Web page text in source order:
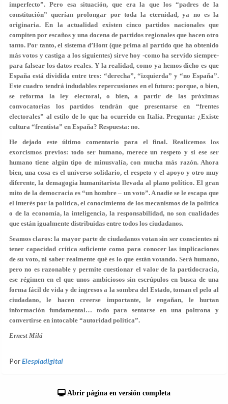
imperfecto”. Pero esa situación, que era la que los “padres de la
constitución” querían prolongar por toda la eternidad, ya no es la
originaria. En la actualidad existen cinco partidos nacionales que
compiten por escaños y una docena de partidos regionales que hacen otro
tanto. Por tanto, el sistema d’Hont (que prima al partido que ha obtenido
más votos y castiga a los siguientes) sirve hoy -como ha servido siempre-
para falsear los datos reales. Y la realidad, como ya hemos dicho es que
España está dividida entre tres: “derecha”, “izquierda” y “no España”.
Este cuadro tendrá indudables repercusiones en el futuro: porque, o bien,
se reforma la ley electoral, o bien, a partir de las próximas
convocatorias los partidos tendrán que presentarse en “frentes
electorales” al estilo de lo que ha ocurrido en Italia. Pregunta: ¿Existe
cultura “frentista” en España? Respuesta: no.
He dejado este último comentario para el final. Realicemos los
exorcismos previos: todo ser humano, merece un respeto y si ese ser
humano tiene algún tipo de minusvalía, con mucha más razón. Ahora
bien, una cosa es el universo solidario, el respeto y el apoyo y otro muy
diferente, la demagogia humanitarista llevada al plano político. El gran
mito de la democracia es “un hombre – un voto”. A nadie se le escapa que
el interés por la política, el conocimiento de los mecanismos de la política
o de la economía, la inteligencia, la responsabilidad, no son cualidades
que están igualmente distribuidas entre todos los ciudadanos.
Seamos claros: la mayor parte de ciudadanos votan sin ser conscientes ni
tener capacidad crítica suficiente como para conocer las implicaciones
de su voto, ni saber realmente qué es lo que están votando. Será humano,
pero no es razonable y permite cuestionar el valor de la partidocracia,
ese régimen en el que unos ambiciosos sin escrúpulos en busca de una
forma fácil de vida y de ingresos a la sombra del Estado, toman el pelo al
ciudadano, le hacen creerse importante, le engañan, le hurtan
información fundamental… todo para sentarse en una poltrona y
convertirse en intocable “autoridad política”.
Ernest Milá
PorElespiadigital
Abrir página en versión completa